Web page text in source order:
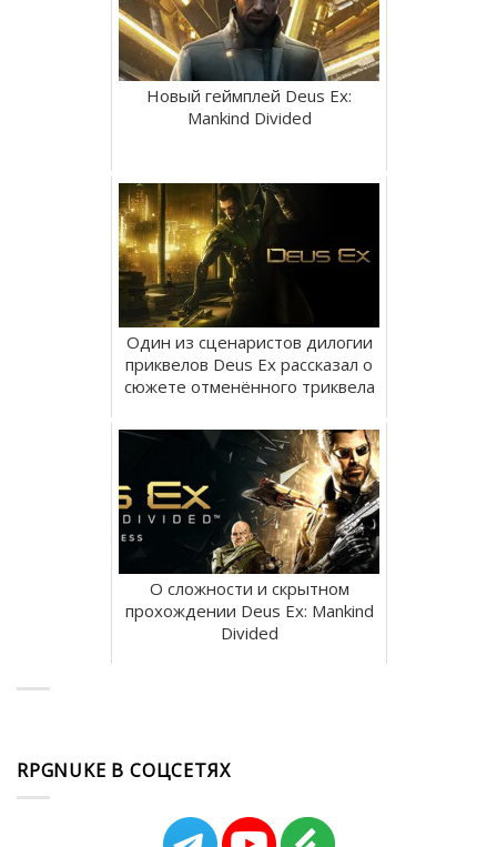
Новый геймплей Deus Ex:
Mankind Divided
Один из сценаристов дилогии
приквелов Deus Ex рассказал о
сюжете отменённого триквела
О сложности и скрытном
прохождении Deus Ex: Mankind
Divided
RPGNUKE В СОЦСЕТЯХ